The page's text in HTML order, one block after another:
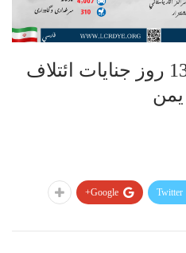
انفوجرافيك| نتایج 1300 روز جنايات ائتلاف
Twitter
Google+